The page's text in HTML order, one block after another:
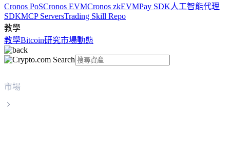
Cronos PoSCronos EVMCronos zkEVMPay SDK人工智能代理
SDKMCP ServersTrading Skill Repo
教學
教學Bitcoin研究市場動態
市場